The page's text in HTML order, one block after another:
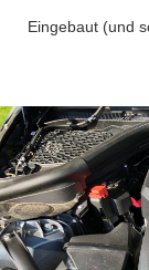
Eingebaut (und